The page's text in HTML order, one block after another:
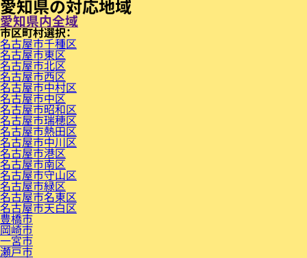
愛知県の対応地域
愛知県内全域
市区町村
名古屋市千種区
名古屋市東区
名古屋市北区
名古屋市西区
名古屋市中村区
名古屋市中区
名古屋市昭和区
名古屋市瑞穂区
名古屋市熱田区
名古屋市中川区
名古屋市港区
名古屋市南区
名古屋市守山区
名古屋市緑区
名古屋市名東区
名古屋市天白区
豊橋市
岡崎市
一宮市
瀬戸市